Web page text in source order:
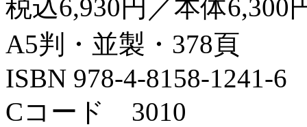
税込6,930円／本体6,300
A5判・並製・378頁
ISBN 978-4-8158-1241-6
Cコード 3010